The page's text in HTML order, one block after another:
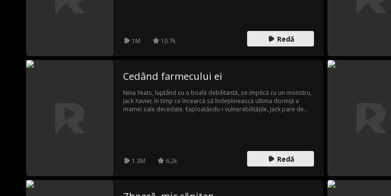
1M
10.7k Redă
Cedând farmecului ei
Nina Yeats, luptând cu o boală debilitantă, se implică cu un monstru,
Jack Xavier, în timp ce încearcă să îndeplinească ultima dorință a
mamei sale decedate. Exploatându-i vulnerabilitățile, Jack pare de
1.3M 6.2k Redă